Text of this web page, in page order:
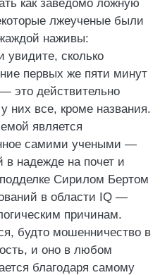
как заведомо ложную
лжеученые были
наживы:
увидите, сколько
первых же пяти минут
это действительно
них все, кроме названия.
является
самими учеными —
в надежде на почет и
Сирилом Бертом
в области IQ —
причинам.
будто мошенничество в
и оно в любом
благодаря самому